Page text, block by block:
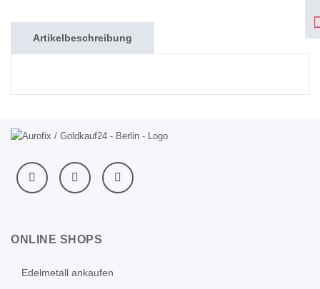
Artikelbeschreibung
ONLINE SHOPS
Edelmetall ankaufen